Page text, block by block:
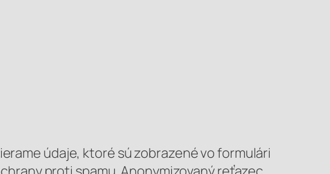
údaje, ktoré sú zobrazené vo formulári